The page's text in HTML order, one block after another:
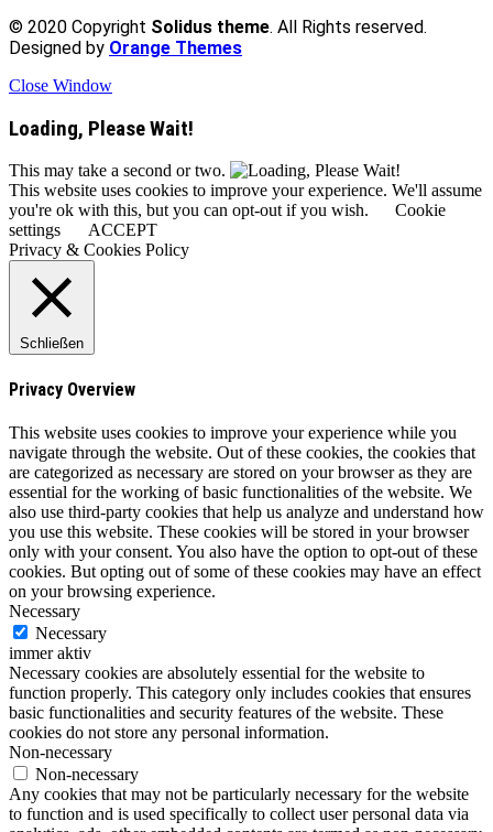
© 2020 Copyright Solidus theme. All Rights reserved.
Designed by Orange Themes
Close Window
Loading, Please Wait!
This may take a second or two.
This website uses cookies to improve your experience. We'll assume
you're ok with this, but you can opt-out if you wish.
Cookie
settings
ACCEPT
Privacy & Cookies Policy
Schließen
Privacy Overview
This website uses cookies to improve your experience while you
navigate through the website. Out of these cookies, the cookies that
are categorized as necessary are stored on your browser as they are
essential for the working of basic functionalities of the website. We
also use third-party cookies that help us analyze and understand how
you use this website. These cookies will be stored in your browser
only with your consent. You also have the option to opt-out of these
cookies. But opting out of some of these cookies may have an effect
on your browsing experience.
Necessary
Necessary
immer aktiv
Necessary cookies are absolutely essential for the website to
function properly. This category only includes cookies that ensures
basic functionalities and security features of the website. These
cookies do not store any personal information.
Non-necessary
Non-necessary
Any cookies that may not be particularly necessary for the website
to function and is used specifically to collect user personal data via